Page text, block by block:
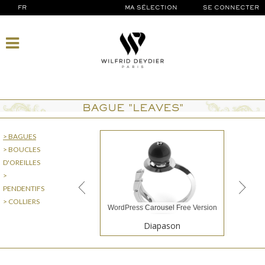
FR MA SÉLECTION SE CONNECTER
BAGUE "LEAVES"
> BAGUES
> BOUCLES
D'OREILLES
>
PENDENTIFS
> COLLIERS
WordPress Carousel Free Version
Diapason